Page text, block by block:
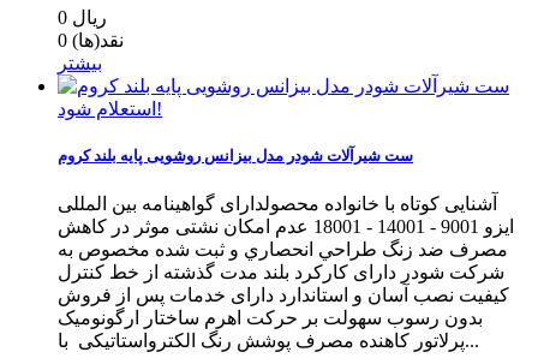
0 ریال
0 نقد(ها)
بیشتر
استعلام شود!
ست شیرآلات شودر مدل بیزانس روشویی پایه بلند کروم
آشنایی کوتاه با خانواده محصولدارای گواهینامه بین المللی
ایزو 9001 - 14001 - 18001 عدم امکان نشتی موثر در کاهش
مصرف ضد زنگ طراحي انحصاري و ثبت شده مخصوص به
شرکت شودر دارای کارکرد بلند مدت گذشته از خط كنترل
كيفيت نصب آسان و استاندارد دارای خدمات پس از فروش
بدون رسوب سهولت بر حرکت اهرم ساختار ارگونومیک
پرلاتور کاهنده مصرف پوشش رنگ الکترواستاتیکی با...